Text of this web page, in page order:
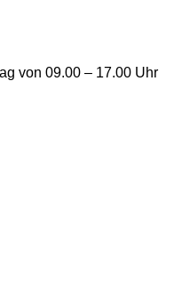
von 09.00 – 17.00 Uhr